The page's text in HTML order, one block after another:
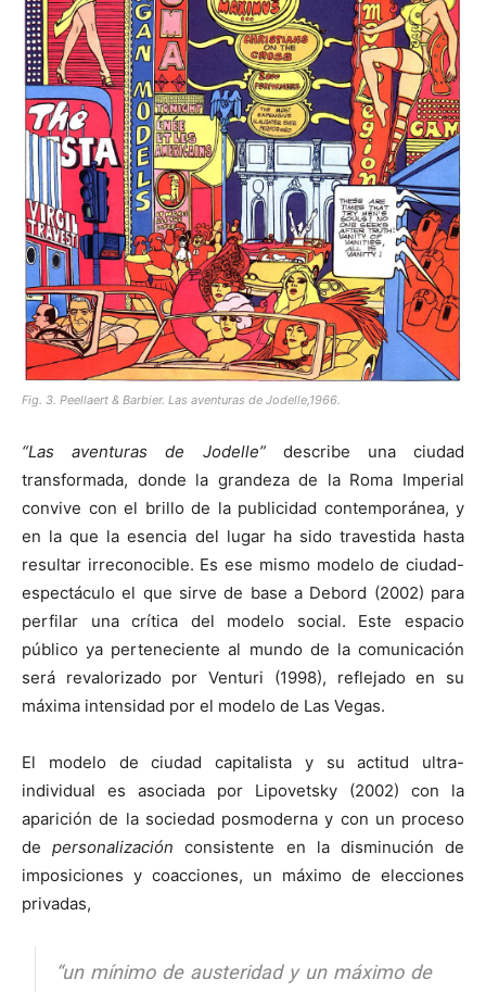
Fig. 3. Peellaert & Barbier. Las aventuras de Jodelle,1966.
“Las aventuras de Jodelle”describe una ciudad
transformada, donde la grandeza de la Roma Imperial
convive con el brillo de la publicidad contemporánea, y
en la que la esencia del lugar ha sido travestida hasta
resultar irreconocible. Es ese mismo modelo de ciudad-
espectáculo el que sirve de base a Debord (2002) para
perfilar una crítica del modelo social. Este espacio
público ya perteneciente al mundo de la comunicación
será revalorizado por Venturi (1998), reflejado en su
máxima intensidad por el modelo de Las Vegas.
El modelo de ciudad capitalista y su actitud ultra-
individual es asociada por Lipovetsky (2002) con la
aparición de la sociedad posmoderna y con un proceso
depersonalización consistente en la disminución de
imposiciones y coacciones, un máximo de elecciones
privadas,
“un mínimo de austeridad y un máximo de